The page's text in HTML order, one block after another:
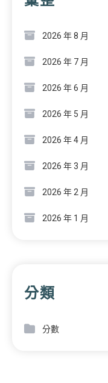
2026 年 8 月
2026 年 7 月
2026 年 6 月
2026 年 5 月
2026 年 4 月
2026 年 3 月
2026 年 2 月
2026 年 1 月
分類
分數